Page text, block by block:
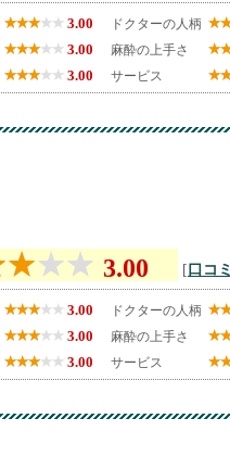
3.00
3.00
3.00
ドクターの人柄
麻酔の上手さ
サービス
3.00 [口コ
3.00
3.00
3.00
ドクターの人柄
麻酔の上手さ
サービス